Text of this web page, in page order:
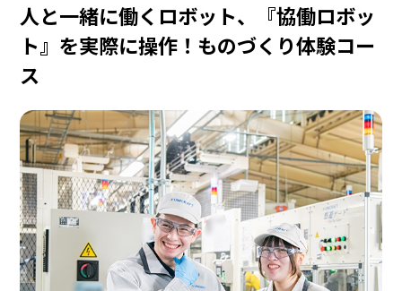
人と一緒に働くロボット、『協働ロボッ
ト』を実際に操作！ものづくり体験コー
ス